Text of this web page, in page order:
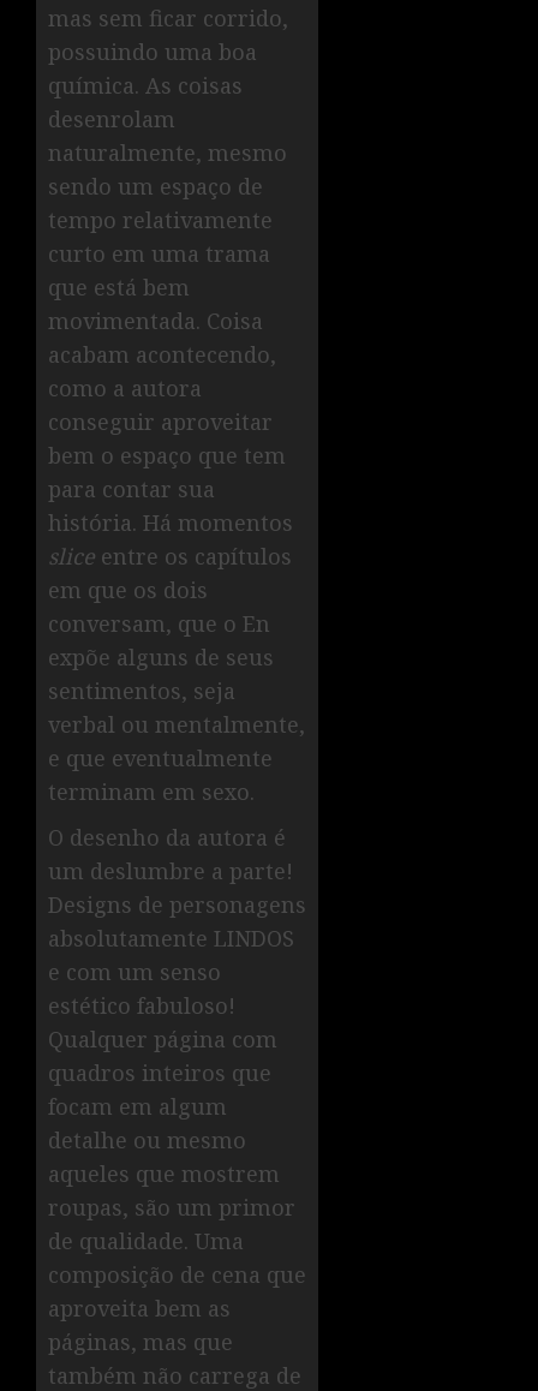
mas sem ficar corrido,
possuindo uma boa
química. As coisas
desenrolam
naturalmente, mesmo
sendo um espaço de
tempo relativamente
curto em uma trama
que está bem
movimentada. Coisa
acabam acontecendo,
como a autora
conseguir aproveitar
bem o espaço que tem
para contar sua
história. Há momentos
slice entre os capítulos
em que os dois
conversam, que o En
expõe alguns de seus
sentimentos, seja
verbal ou mentalmente,
e que eventualmente
terminam em sexo.
O desenho da autora é
um deslumbre a parte!
Designs de personagens
absolutamente LINDOS
e com um senso
estético fabuloso!
Qualquer página com
quadros inteiros que
focam em algum
detalhe ou mesmo
aqueles que mostrem
roupas, são um primor
de qualidade. Uma
composição de cena que
aproveita bem as
páginas, mas que
também não carrega de